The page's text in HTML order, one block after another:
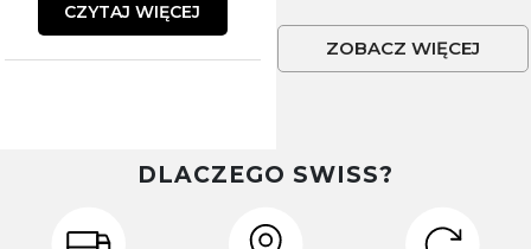
CZYTAJ WIĘCEJ
ZOBACZ WIĘCEJ
DLACZEGO SWISS?